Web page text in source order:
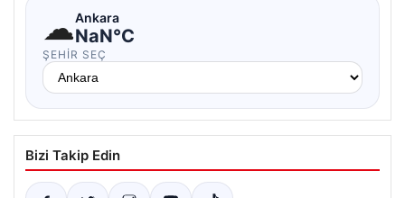
☁Ankara
NaN°C
ŞEHIR SEÇ
Bizi Takip Edin